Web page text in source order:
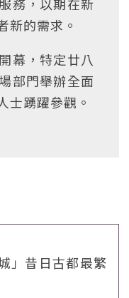
新的需求。
幕，特定廿八
部門舉辦全面
士踴躍參觀。
」昔日古都最繁